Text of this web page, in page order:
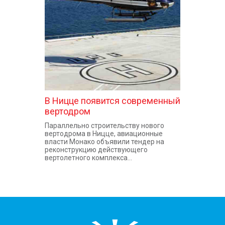
КОНТАКТЫ
В Ницце появится современный
вертодром
Параллельно строительству нового
вертодрома в Ницце, авиационные
власти Монако объявили тендер на
реконструкцию действующего
вертолетного комплекса...